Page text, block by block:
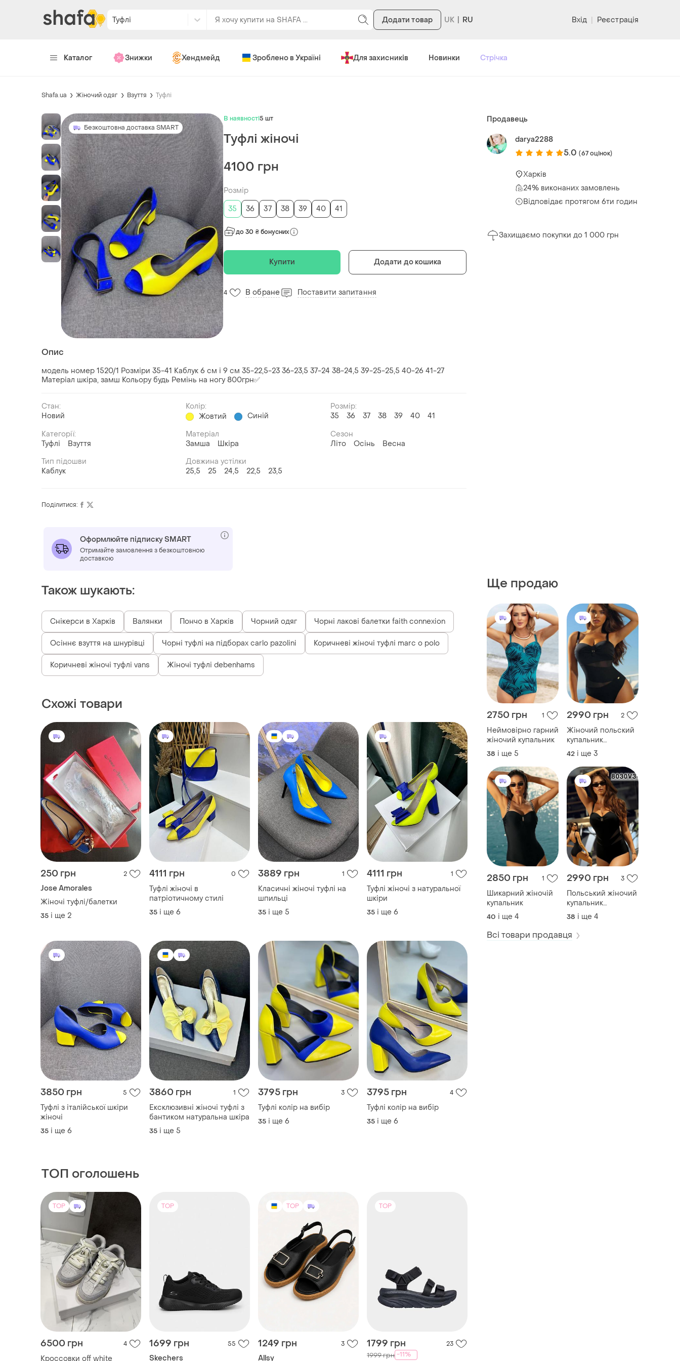
Туфлі Додати товар RU Вхід | Реєстрація
Каталог Знижки Хендмейд Зроблено в Україні Для захисників Новинки Стрічка
Shafa.ua Жіночий одяг Взуття Туфлі
Безкоштовна доставка SMART
В наявності5 шт
Туфлі жіночі
4100 грн
Розмір
35
36 37 38 39 40 41
до 30 ₴ бонусних
Купити Додати до кошика
4 В обране Поставити запитання
Опис
модель номер 1520/1 Розміри 35-41 Каблук 6 см і 9 см 35-22,5-23 36-23,5 37-24 38-24,5 39-25-25,5 40-26 41-27
Матеріал шкіра, замш Кольору будь Ремінь на ногу 800грн✅
Стан:
Новий
Колір:
Жовтий
Синій
Розмір:
35
36 37 38 39 40
41
Категорії:
Туфлі
Взуття
Матеріал
Замша
Шкіра
Сезон
Літо
Осінь
Весна
Тип підошви
Каблук
Довжина устілки
25,5
25 24,5 22,5 23,5
Продавець
darya2288
5.0 (67 оцінок)
Харків
24% виконаних замовлень
Відповідає протягом 6ти годин
Захищаємо покупки до 1 000 грн
Ще продаю
2750 грн 1
Неймовірно гарний
жіночий купальник
38 і ще 5
2990 грн 2
Жіночий польский
купальник
суцільний
42 і ще 3
2850 грн 1
Шикарний жіночій
купальник
40 і ще 4
2990 грн 3
Польський жіночий
купальник
суцільний чорний
38 і ще 4
Всі товари продавця
Поділитися:
Оформлюйте підписку SMART
Отримайте замовлення з безкоштовною
доставкою
Також шукають:
Снікерси в Харків Валянки Пончо в Харків Чорний одяг Чорні лакові балетки faith connexion
Осіннє взуття на шнурівці Чорні туфлі на підборах carlo pazolini Коричневі жіночі туфлі marc o polo
Коричневі жіночі туфлі vans Жіночі туфлі debenhams
Схожі товари
250 грн 2
Jose Amorales
Жіночі туфлі/балетки
35 і ще 2
4111 грн 0
Туфлі жіночі в
патріотичному стилі
35 і ще 6
3889 грн 1
Класичні жіночі туфлі на
шпильці
35 і ще 5
4111 грн 1
Туфлі жіночі з натуральної
шкіри
35 і ще 6
3850 грн 5
Туфлі з італійської шкіри
жіночі
35 і ще 6
3860 грн 1
Ексклюзивні жіночі туфлі з
бантиком натуральна шкіра
35 і ще 5
3795 грн 3
Туфлі колір на вибір
35 і ще 6
3795 грн 4
Туфлі колір на вибір
35 і ще 6
ТОП оголошень
TOP
6500 грн 4
Кроссовки off white
TOP
1699 грн 55
Skechers
TOP
1249 грн 3
Allsy
TOP
1799 грн 23
1999 грн -11%